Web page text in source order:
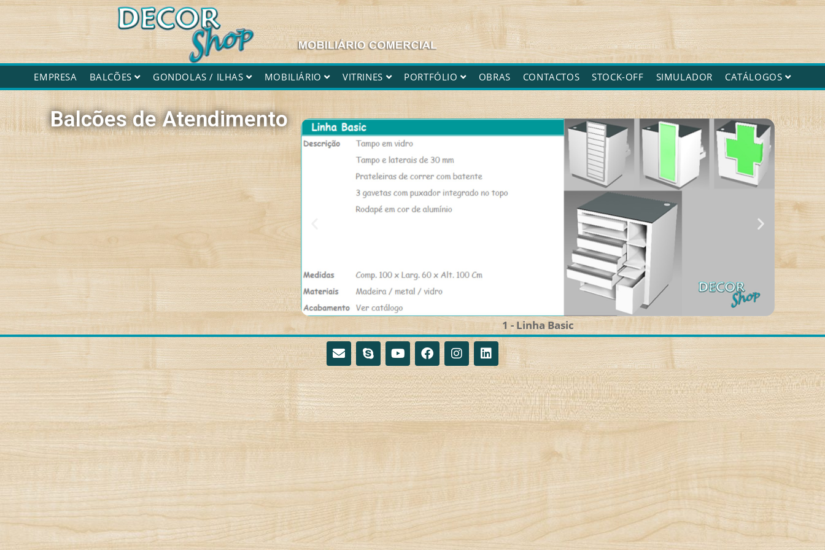
EMPRESA BALCÕES GONDOLAS / ILHAS MOBILIÁRIO VITRINES PORTFÓLIO OBRAS CONTACTOS STOCK-OFF SIMULADOR CATÁLOGOS
Balcões de Atendimento
1 - Linha Basic